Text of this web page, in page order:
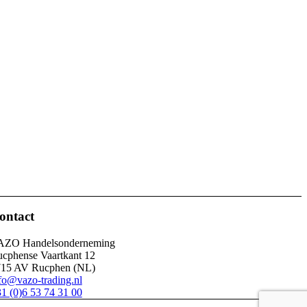
Handelsonderneming
Vaartkant 12
AV Rucphen (NL)
trading.nl
(0)6 53 74 31 00